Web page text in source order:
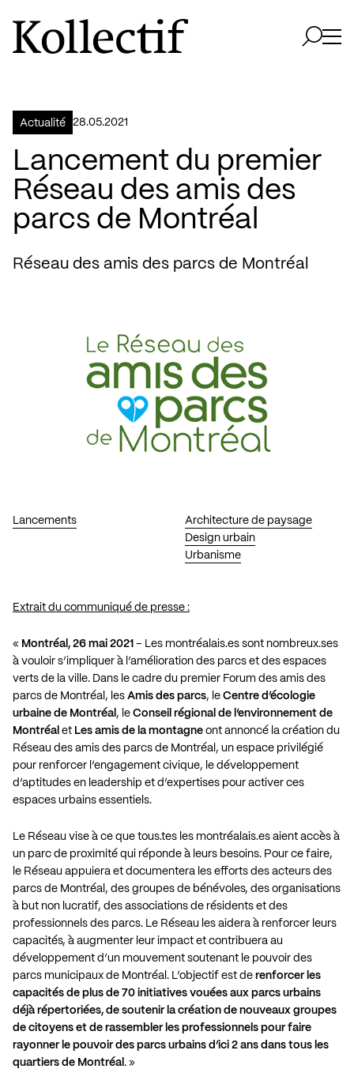
Aller à la page d'accueil
Logo Kollectif
Actualité 28.05.2021
Lancement du premier
Réseau des amis des
parcs de Montréal
Réseau des amis des parcs de Montréal
Lancements
Architecture de paysage
Design urbain
Urbanisme
Extrait du communiqué de presse :
« Montréal, 26 mai 2021 – Les montréalais.es sont nombreux.ses
à vouloir s’impliquer à l’amélioration des parcs et des espaces
verts de la ville. Dans le cadre du premier Forum des amis des
parcs de Montréal, les Amis des parcs, le Centre d’écologie
urbaine de Montréal , le Conseil régional de l’environnement de
Montréal et Les amis de la montagne ont annoncé la création du
Réseau des amis des parcs de Montréal, un espace privilégié
pour renforcer l’engagement civique, le développement
d’aptitudes en leadership et d’expertises pour activer ces
espaces urbains essentiels.
Le Réseau vise à ce que tous.tes les montréalais.es aient accès à
un parc de proximité qui réponde à leurs besoins. Pour ce faire,
le Réseau appuiera et documentera les efforts des acteurs des
parcs de Montréal, des groupes de bénévoles, des organisations
à but non lucratif, des associations de résidents et des
professionnels des parcs. Le Réseau les aidera à renforcer leurs
capacités, à augmenter leur impact et contribuera au
développement d’un mouvement soutenant le pouvoir des
parcs municipaux de Montréal. L’objectif est de renforcer les
capacités de plus de 70 initiatives vouées aux parcs urbains
déjà répertoriées, de soutenir la création de nouveaux groupes
de citoyens et de rassembler les professionnels pour faire
rayonner le pouvoir des parcs urbains d’ici 2 ans dans tous les
quartiers de Montréal . »